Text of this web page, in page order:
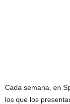
Cada semana, en
los que los